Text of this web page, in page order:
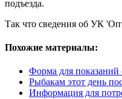
подъезда.
Так что сведения об УК
Похожие материалы:
Форма для показаний
Рыбакам этот день
Информация для